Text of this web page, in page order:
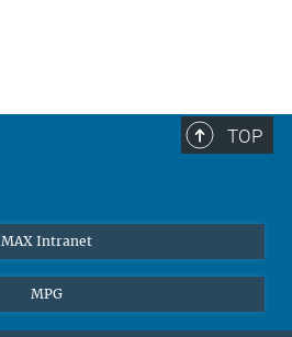
TOP
MAX Intranet
MPG